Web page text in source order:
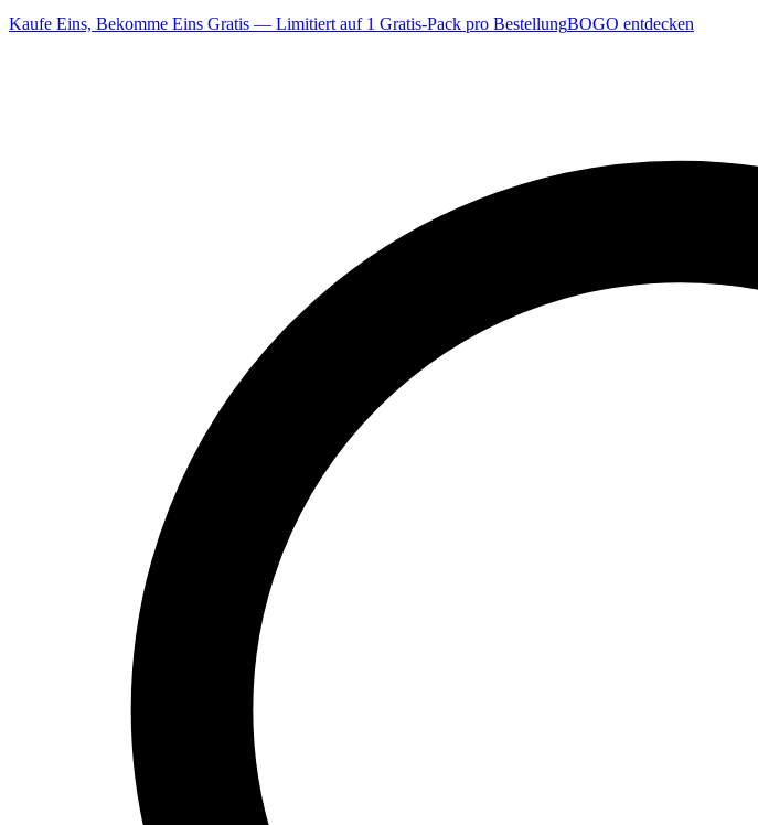
Kaufe Eins, Bekomme Eins Gratis — Limitiert auf 1 Gratis-Pack pro BestellungBOGO entdecken